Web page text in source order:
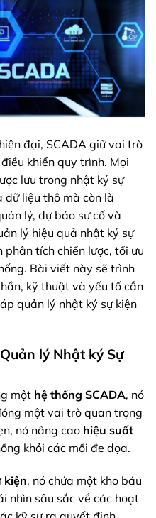
đại, SCADA giữ vai trò
khiển quy trình. Mọi
lưu trong nhật ký sự
dữ liệu thô mà còn là
lý, dự báo sự cố và
lý hiệu quả nhật ký sự
tích chiến lược, tối ưu
Bài viết này sẽ trình
kỹ thuật và yếu tố cần
quản lý nhật ký sự kiện
lý Nhật ký Sự
một hệ thống SCADA, nó
một vai trò quan trọng
nó nâng cao hiệu suất
khỏi các mối đe dọa.
kiện, nó chứa một kho báu
nhìn sâu sắc về các hoạt